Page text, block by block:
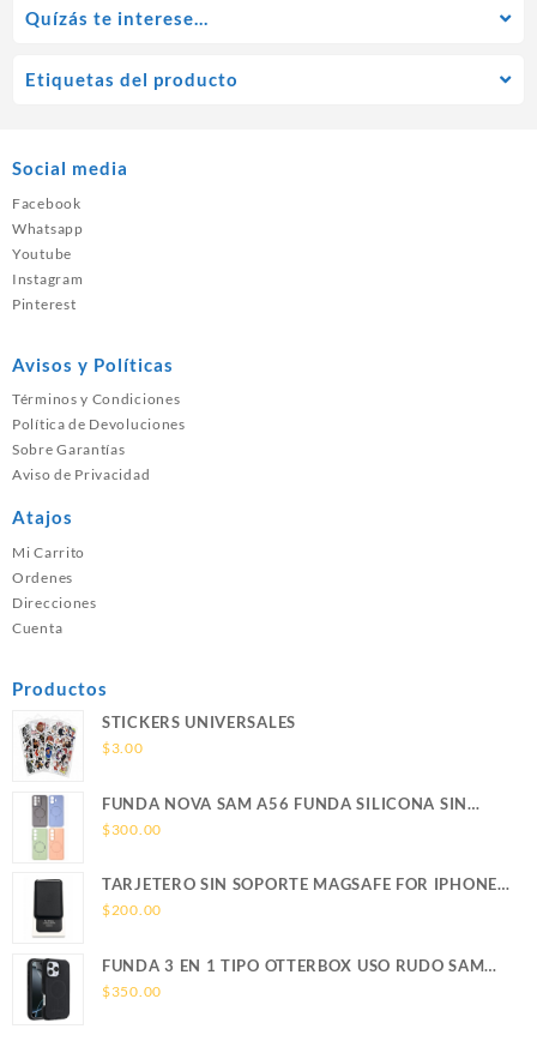
Quízás te interese…
Etiquetas del producto
Social media
Facebook
Whatsapp
Youtube
Instagram
Pinterest
Avisos y Políticas
Términos y Condiciones
Política de Devoluciones
Sobre Garantías
Aviso de Privacidad
Atajos
Mi Carrito
Ordenes
Direcciones
Cuenta
Productos
STICKERS UNIVERSALES
$3.00
FUNDA NOVA SAM A56 FUNDA SILICONA SIN
SOPORTE MAGNETICO SAMSUNG
$300.00
TARJETERO SIN SOPORTE MAGSAFE FOR IPHONE
LEATHER WALLET MAGSAFE
$200.00
FUNDA 3 EN 1 TIPO OTTERBOX USO RUDO SAM
S26 ULTRA SAMSUNG S26 ULTRA
$350.00